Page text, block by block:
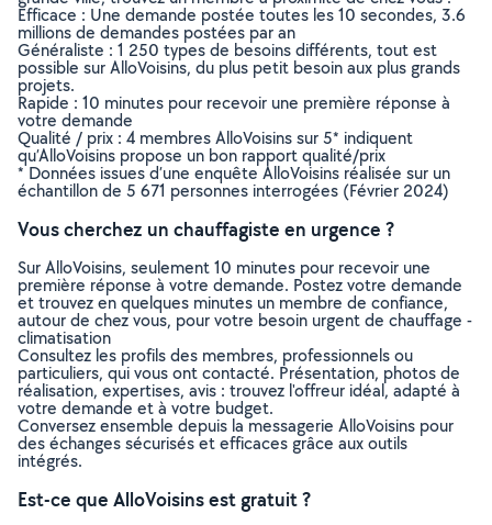
Efficace : Une demande postée toutes les 10 secondes, 3.6
millions de demandes postées par an
Généraliste : 1 250 types de besoins différents, tout est
possible sur AlloVoisins, du plus petit besoin aux plus grands
projets.
Rapide : 10 minutes pour recevoir une première réponse à
votre demande
Qualité / prix : 4 membres AlloVoisins sur 5* indiquent
qu’AlloVoisins propose un bon rapport qualité/prix
* Données issues d’une enquête AlloVoisins réalisée sur un
échantillon de 5 671 personnes interrogées (Février 2024)
Vous cherchez un chauffagiste en urgence ?
Sur AlloVoisins, seulement 10 minutes pour recevoir une
première réponse à votre demande. Postez votre demande
et trouvez en quelques minutes un membre de confiance,
autour de chez vous, pour votre besoin urgent de chauffage -
climatisation
Consultez les profils des membres, professionnels ou
particuliers, qui vous ont contacté. Présentation, photos de
réalisation, expertises, avis : trouvez l'offreur idéal, adapté à
votre demande et à votre budget.
Conversez ensemble depuis la messagerie AlloVoisins pour
des échanges sécurisés et efficaces grâce aux outils
intégrés.
Est-ce que AlloVoisins est gratuit ?